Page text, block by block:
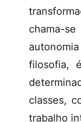
chama-
filosofia,
classes,
trabalho